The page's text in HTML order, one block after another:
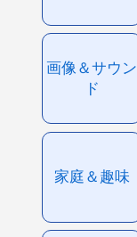
画像＆サウン
ド
家庭＆趣味